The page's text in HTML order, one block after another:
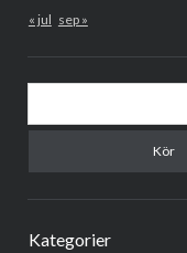
« jul sep »
Kategorier